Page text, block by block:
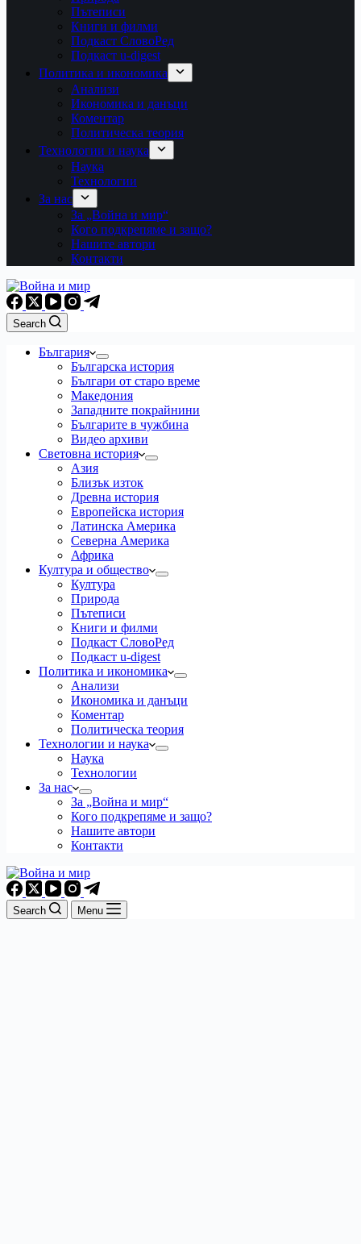
Пътеписи
Книги и филми
Подкаст СловоРед
Подкаст u-digest
Политика и икономика
Анализи
Икономика и данъци
Коментар
Политическа теория
Технологии и наука
Наука
Технологии
За нас
За „Война и мир“
Кого подкрепяме и защо?
Нашите автори
Контакти
Search
България
Българска история
Българи от старо време
Македония
Западните покрайнини
Българите в чужбина
Видео архиви
Световна история
Азия
Близък изток
Древна история
Европейска история
Латинска Америка
Северна Америка
Африка
Култура и общество
Култура
Природа
Пътеписи
Книги и филми
Подкаст СловоРед
Подкаст u-digest
Политика и икономика
Анализи
Икономика и данъци
Коментар
Политическа теория
Технологии и наука
Наука
Технологии
За нас
За „Война и мир“
Кого подкрепяме и защо?
Нашите автори
Контакти
Search Menu